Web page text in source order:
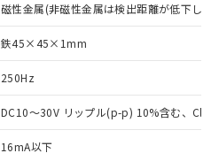
磁性金属(非磁性金属は検出距離が低下しま
鉄45×45×1mm
250Hz
DC10～30V リップル(p-p) 10%含む、
16mA以下